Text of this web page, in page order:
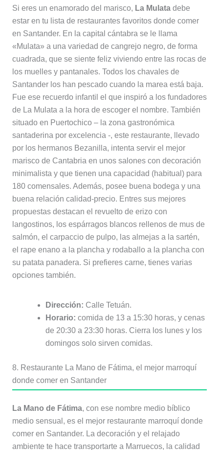
Si eres un enamorado del marisco, La Mulatadebe
estar en tu lista de restaurantes favoritos donde comer
en Santander. En la capital cántabra se le llama
«Mulata» a una variedad de cangrejo negro, de forma
cuadrada, que se siente feliz viviendo entre las rocas de
los muelles y pantanales. Todos los chavales de
Santander los han pescado cuando la marea está baja.
Fue ese recuerdo infantil el que inspiró a los fundadores
de La Mulata a la hora de escoger el nombre. También
situado en Puertochico – la zona gastronómica
santaderina por excelencia -, este restaurante, llevado
por los hermanos Bezanilla, intenta servir el mejor
marisco de Cantabria en unos salones con decoración
minimalista y que tienen una capacidad (habitual) para
180 comensales. Además, posee buena bodega y una
buena relación calidad-precio. Entres sus mejores
propuestas destacan el revuelto de erizo con
langostinos, los espárragos blancos rellenos de mus de
salmón, el carpaccio de pulpo, las almejas a la sartén,
el rape enano a la plancha y rodaballo a la plancha con
su patata panadera. Si prefieres carne, tienes varias
opciones también.
Dirección: Calle Tetuán.
Horario: comida de 13 a 15:30 horas, y cenas
de 20:30 a 23:30 horas. Cierra los lunes y los
domingos solo sirven comidas.
8. Restaurante La Mano de Fátima, el mejor marroquí
donde comer en Santander
La Mano de Fátima, con ese nombre medio bíblico
medio sensual, es el mejor restaurante marroquí donde
comer en Santander. La decoración y el relajado
ambiente te hace transportarte a Marruecos, la calidad